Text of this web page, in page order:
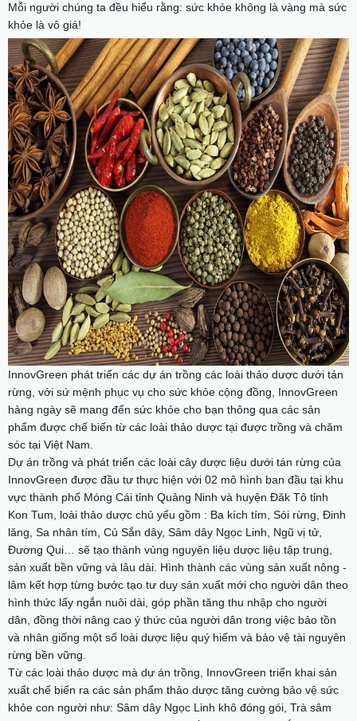
Mỗi người chúng ta đều hiểu rằng: sức khỏe không là vàng mà sức
khỏe là vô giá!
InnovGreen phát triển các dự án trồng các loài thảo dược dưới tán
rừng, với sứ mệnh phục vụ cho sức khỏe cộng đồng, InnovGreen
hàng ngày sẽ mang đến sức khỏe cho bạn thông qua các sản
phẩm được chế biến từ các loài thảo dược tại được trồng và chăm
sóc tại Việt Nam.
Dự án trồng và phát triển các loài cây dược liệu dưới tán rừng của
InnovGreen được đầu tư thực hiện với 02 mô hình ban đầu tại khu
vực thành phố Móng Cái tỉnh Quảng Ninh và huyện Đăk Tô tỉnh
Kon Tum, loài thảo dược chủ yếu gồm : Ba kích tím, Sói rừng, Đinh
lăng, Sa nhân tím, Củ Sắn dây, Sâm dây Ngọc Linh, Ngũ vị tử,
Đương Qui… sẽ tạo thành vùng nguyên liệu dược liệu tập trung,
sản xuất bền vững và lâu dài. Hình thành các vùng sản xuất nông -
lâm kết hợp từng bước tạo tư duy sản xuất mới cho người dân theo
hình thức lấy ngắn nuôi dài, góp phần tăng thu nhập cho người
dân, đồng thời nâng cao ý thức của người dân trong việc bảo tồn
và nhân giống một số loài dược liệu quý hiếm và bảo vệ tài nguyên
rừng bền vững.
Từ các loài thảo dược mà dự án trồng, InnovGreen triển khai sản
xuất chế biến ra các sản phẩm thảo dược tăng cường bảo vệ sức
khỏe con người như: Sâm dây Ngọc Linh khô đóng gói, Trà sâm